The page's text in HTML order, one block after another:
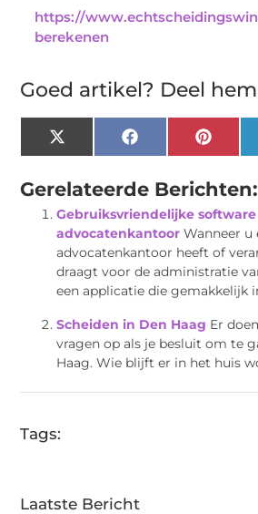
https://
berekenen
Goed artikel? Deel
X
(Twitter)
Facebook
Gerelateerde Berichten:
Gebruiksvriendelijke
advocatenkantoor Wanneer u
advocatenkantoor heeft of
draagt voor de administratie
een applicatie die gemakkelijk
Scheiden in Den Haag Er
vragen op als je besluit om te
Haag. Wie blijft er in het huis
Tags:
Laatste Bericht